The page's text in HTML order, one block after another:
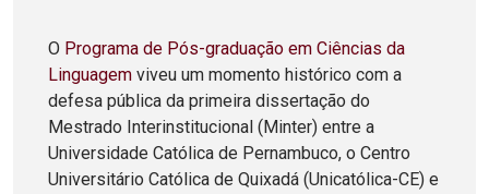
O Programa de Pós-graduação em Ciências da
Linguagem viveu um momento histórico com a
defesa pública da primeira dissertação do
Mestrado Interinstitucional (Minter) entre a
Universidade Católica de Pernambuco, o Centro
Universitário Católica de Quixadá (Unicatólica-CE) e